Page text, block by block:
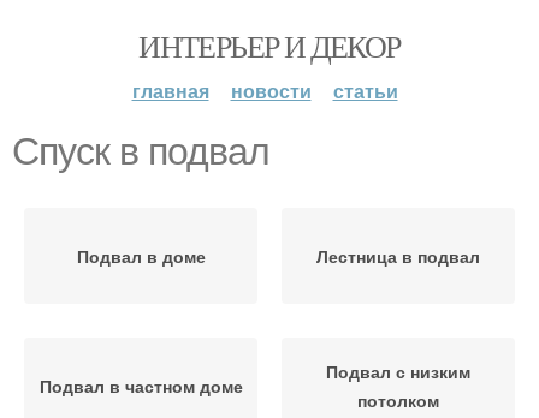
ИНТЕРЬЕР И ДЕКОР
главная новости статьи
Спуск в подвал
Подвал в доме Лестница в подвал
Подвал в частном доме
Подвал с низким
потолком